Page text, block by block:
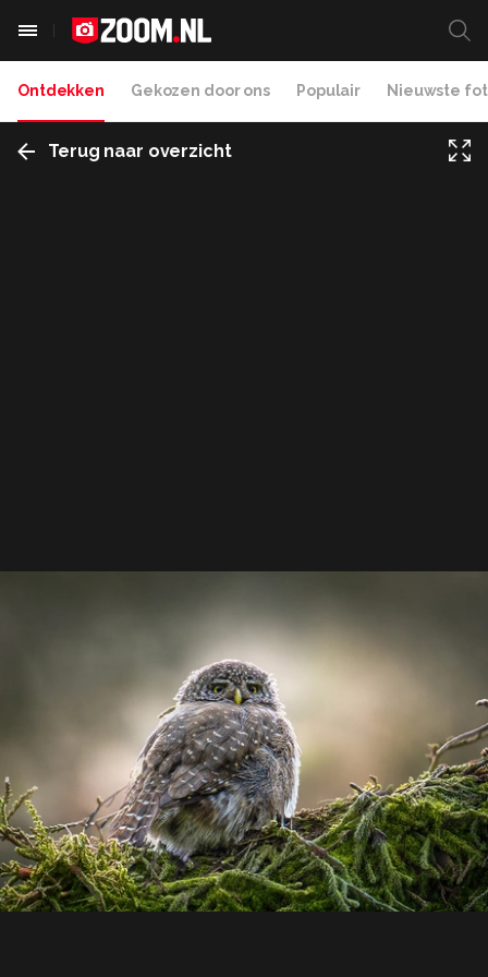
Ontdekken Gekozen door ons Populair Nieuwste
Terug naar overzicht